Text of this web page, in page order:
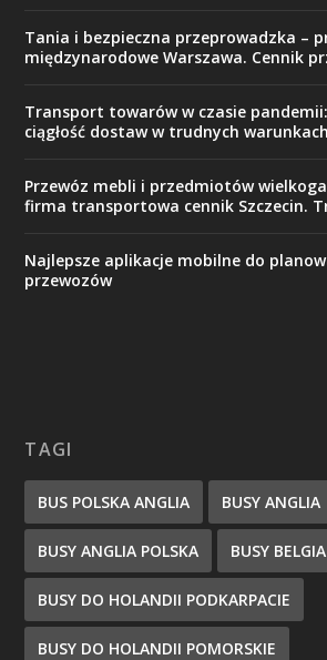
Tania i bezpieczna przeprowadzka –
międzynarodowe Warszawa. Cennik
Transport towarów w czasie
ciągłość dostaw w trudnych warunkach
Przewóz mebli i przedmiotów
firma transportowa cennik Szczecin.
Najlepsze aplikacje mobilne do
przewozów
TAGI
BUS POLSKA ANGLIA BUSY ANGLIA
BUSY ANGLIA POLSKA BUSY
BUSY DO HOLANDII PODKARPACIE
BUSY DO HOLANDII POMORSKIE